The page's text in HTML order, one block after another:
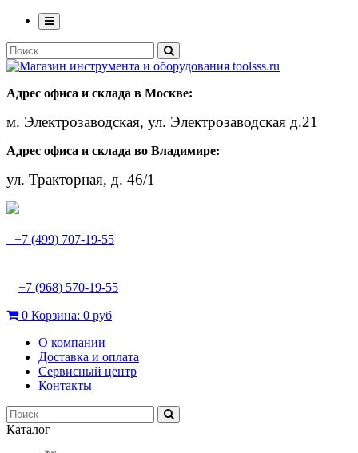
Адрес офиса и склада в Москве:
м. Электрозаводская, ул. Электрозаводская д.21
Адрес офиса и склада во Владимире:
ул. Тракторная, д. 46/1
+7 (499) 707-19-55
+7 (968) 570-19-55
0 Корзина: 0 руб
О компании
Доставка и оплата
Сервисный центр
Контакты
Каталог